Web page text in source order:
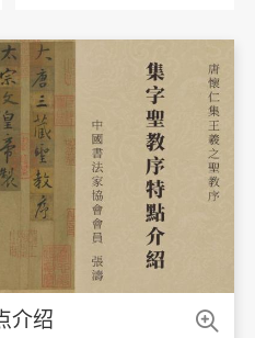
介绍 